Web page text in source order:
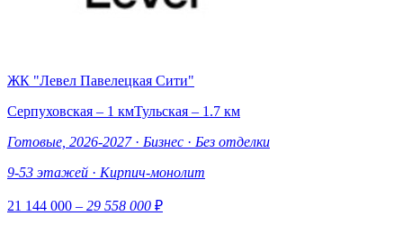
ЖК "Левел Павелецкая Сити"
Серпуховская – 1 кмТульская – 1.7 км
Готовые, 2026-2027 · Бизнес · Без отделки
9-53 этажей · Кирпич-монолит
21 144 000 – 29 558 000 ₽